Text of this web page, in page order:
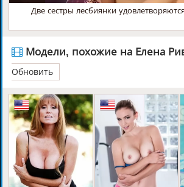
Две сестры лесбиянки
Модели, похожие на Елена
Обновить